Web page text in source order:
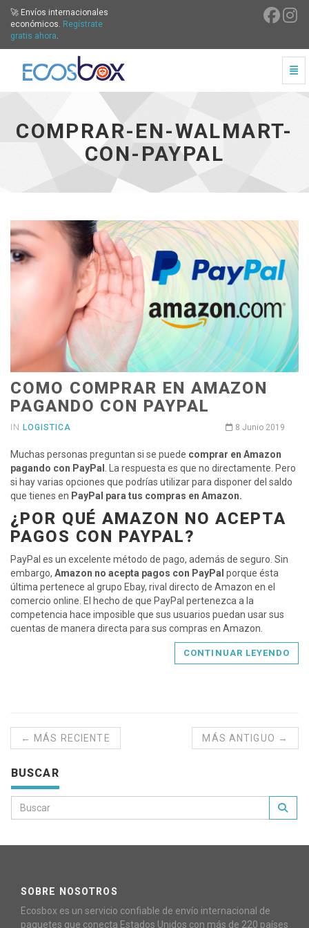
🚀 Envíos internacionales
económicos. Regístrate
gratis ahora.
COMPRAR-EN-WALMART-
CON-PAYPAL
COMO COMPRAR EN AMAZON
PAGANDO CON PAYPAL
IN LOGISTICA 8 Junio 2019
Muchas personas preguntan si se puede comprar en Amazon
pagando con PayPal . La respuesta es que no directamente. Pero
si hay varias opciones que podrías utilizar para disponer del saldo
que tienes en PayPal para tus compras en Amazon.
¿POR QUÉ AMAZON NO ACEPTA
PAGOS CON PAYPAL?
PayPal es un excelente método de pago, además de seguro. Sin
embargo, Amazon no acepta pagos con PayPal porque ésta
última pertenece al grupo Ebay, rival directo de Amazon en el
comercio online. El hecho de que PayPal pertenezca a la
competencia hace imposible que sus usuarios puedan usar sus
cuentas de manera directa para sus compras en Amazon.
CONTINUAR LEYENDO
← MÁS RECIENTE MÁS ANTIGUO →
BUSCAR
SOBRE NOSOTROS
Ecosbox es un servicio confiable de envío internacional de
paquetes que conecta Estados Unidos con más de 220 países